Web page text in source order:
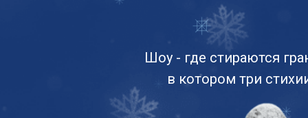
Шоу - где стираются
в котором три